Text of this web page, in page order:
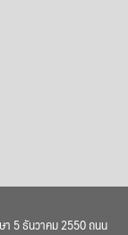
า 5 ธันวาคม 2550 ถนน